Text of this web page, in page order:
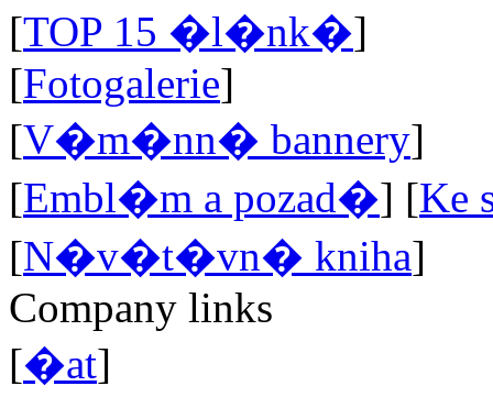
[TOP 15 �l�nk�]
[Fotogalerie]
[V�m�nn� bannery]
[Embl�m a pozad�] [Ke
[N�v�t�vn� kniha]
Company links
[�at]